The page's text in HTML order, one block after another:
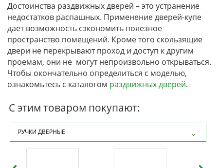
Достоинства раздвижных дверей – это устранение
недостатков распашных. Применение дверей-купе
дает возможность сэкономить полезное
пространство помещений. Кроме того скользящие
двери не перекрывают проход и доступ к другим
проемам, они не могут непроизвольно открываться.
Чтобы окончательно определиться с моделью,
ознакомьтесь с каталогом раздвижных дверей.
С этим товаром покупают:
РУЧКИ ДВЕРНЫЕ